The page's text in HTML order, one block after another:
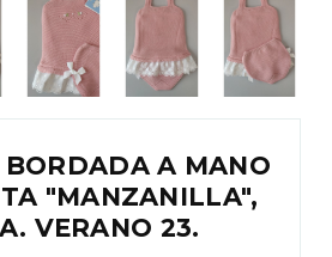
BORDADA A MANO
"MANZANILLA",
VERANO 23.